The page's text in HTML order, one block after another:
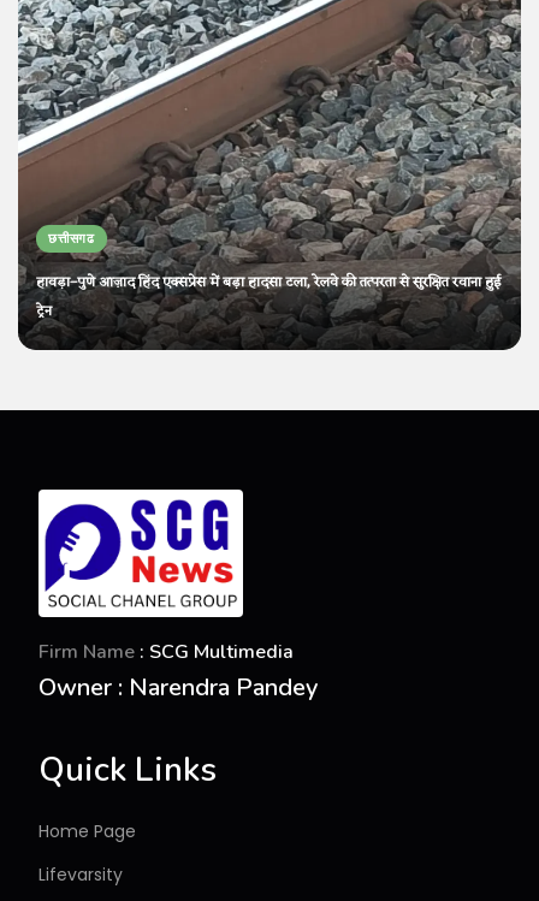
छत्तीसगढ
हावड़ा–पुणे आज़ाद हिंद एक्सप्रेस में बड़ा हादसा टला, रेलवे की तत्परता से सुरक्षित रवाना हुई
ट्रेन
Firm Name : SCG Multimedia
Owner : Narendra Pandey
Quick Links
Home Page
Lifevarsity